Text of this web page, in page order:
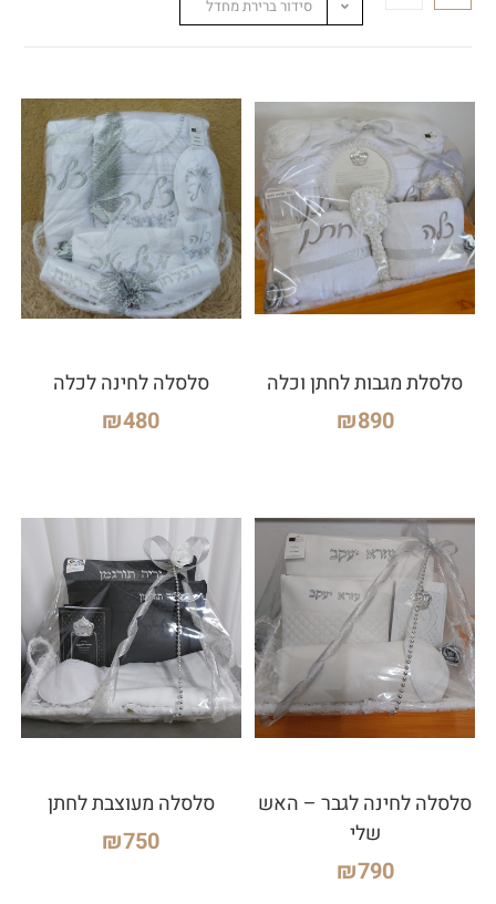
סידור ברירת מחדל
סלסלת מגבות לחתן וכלה
₪890
סלסלה לחינה לכלה
₪480
סלסלה לחינה לגבר – האש
שלי
₪790
סלסלה מעוצבת לחתן
₪750